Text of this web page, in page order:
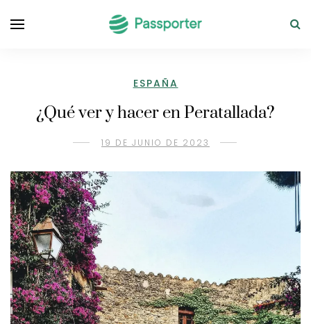
ESPAÑA
¿Qué ver y hacer en Peratallada?
19 DE JUNIO DE 2023